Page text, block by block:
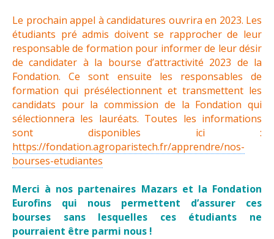
Le prochain appel à candidatures ouvrira en 2023. Les
étudiants pré admis doivent se rapprocher de leur
responsable de formation pour informer de leur désir
de candidater à la bourse d’attractivité 2023 de la
Fondation. Ce sont ensuite les responsables de
formation qui présélectionnent et transmettent les
candidats pour la commission de la Fondation qui
sélectionnera les lauréats. Toutes les informations
sont disponibles ici :
https://fondation.agroparistech.fr/apprendre/nos-
bourses-etudiantes
Merci à nos partenaires Mazars et la Fondation
Eurofins qui nous permettent d’assurer ces
bourses sans lesquelles ces étudiants ne
pourraient être parmi nous !